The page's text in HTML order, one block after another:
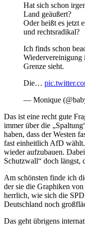
Hat sich schon
Land geäußert?
Oder heißt es jetzt
und rechtsradikal?
Ich finds schon
Wiedervereinigung
Grenze sieht.
Die…
— Monique
Das ist eine recht gute
immer über die
haben, dass der Westen
fast einheitlich AfD
wieder aufzubauen.
Schutzwall“ doch längst,
Am schönsten finde ich
der sie die Graphiken
herrlich, wie sich die
Deutschland noch
Das geht übrigens